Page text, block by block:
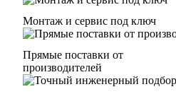
Монтаж и сервис под ключ
Прямые поставки от
производителей